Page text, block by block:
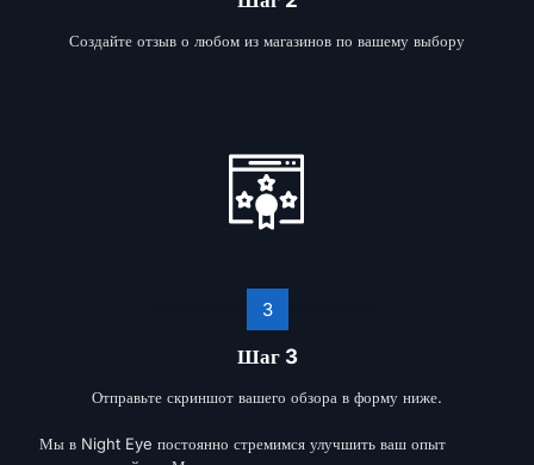
Создайте отзыв о любом из магазинов по вашему выбору
3
Шаг 3
Отправьте скриншот вашего обзора в форму ниже.
Мы в Night Eye постоянно стремимся улучшить ваш опыт